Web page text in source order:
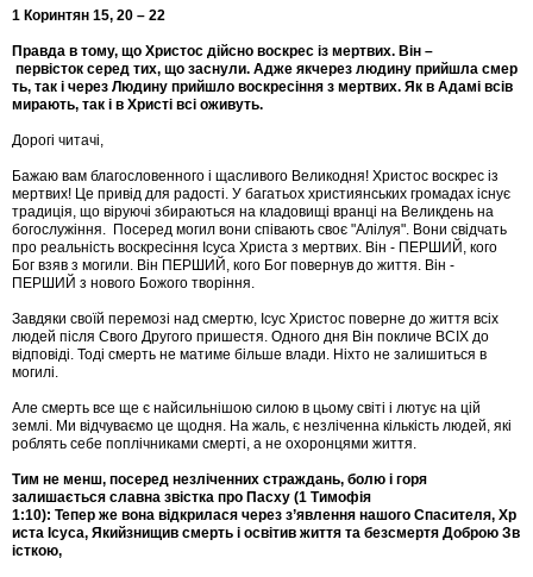
1 Коринтян 15, 20 – 22
Правда в тому, що Христос дійсно воскрес із мертвих. Він –
первісток серед тих, що заснули. Адже якчерез людину прийшла смер
ть, так і через Людину прийшло воскресіння з мертвих. Як в Адамі всів
мирають, так і в Христі всі оживуть.
Дорогі читачі,
Бажаю вам благословенного і щасливого Великодня! Христос воскрес із
мертвих! Це привід для радості. У багатьох християнських громадах існує
традиція, що віруючі збираються на кладовищі вранці на Великдень на
богослужіння. Посеред могил вони співають своє "Алілуя". Вони свідчать
про реальність воскресіння Ісуса Христа з мертвих. Він - ПЕРШИЙ, кого
Бог взяв з могили. Він ПЕРШИЙ, кого Бог повернув до життя. Він -
ПЕРШИЙ з нового Божого творіння.
Завдяки своїй перемозі над смертю, Ісус Христос поверне до життя всіх
людей після Свого Другого пришестя. Одного дня Він покличе ВСІХ до
відповіді. Тоді смерть не матиме більше влади. Ніхто не залишиться в
могилі.
Але смерть все ще є найсильнішою силою в цьому світі і лютує на цій
землі. Ми відчуваємо це щодня. На жаль, є незліченна кількість людей, які
роблять себе поплічниками смерті, а не охоронцями життя.
Тим не менш, посеред незліченних страждань, болю і горя
залишається славна звістка про Пасху (1 Тимофія
1:10): Тепер же вона відкрилася через з’явлення нашого Спасителя, Хр
иста Ісуса, Якийзнищив смерть і освітив життя та безсмертя Доброю Зв
істкою,